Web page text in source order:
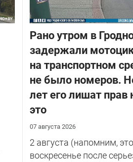
Рано утром в
задержали
на транспортном
не было номеров.
лет его лишат прав
это
07 августа 2026
2 августа (напомним,
воскресенье после